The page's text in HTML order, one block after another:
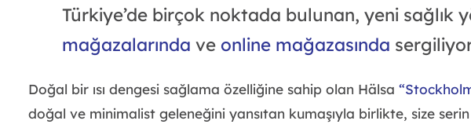
Türkiye’de birçok noktada bulunan, yeni sağlık
mağazalarında ve online mağazasında
Doğal bir ısı dengesi sağlama özelliğine sahip olan Hälsa
doğal ve minimalist geleneğini yansıtan kumaşıyla birlikte, size